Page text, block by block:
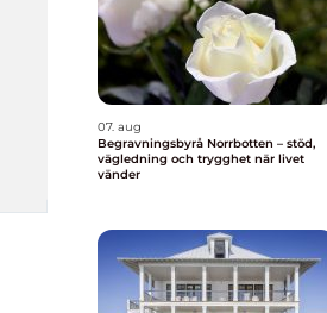
07. aug
Begravningsbyrå Norrbotten – stöd,
vägledning och trygghet när livet
vänder